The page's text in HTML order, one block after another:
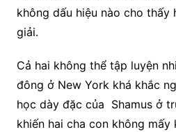
không dấu hiệu nào cho
giải.
Cả hai không thể tập luyện
đông ở New York khá khắc
học dày đặc của Shamus ở
khiến hai cha con không